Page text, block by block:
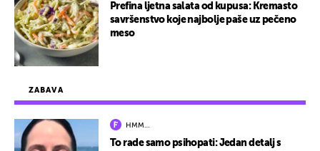
ZABAVA
HMM…
To rade samo psihopati: Jedan detalj s
Prefina ljetna salata od kupusa: Kremasto
savršenstvo koje najbolje paše uz pečeno
meso